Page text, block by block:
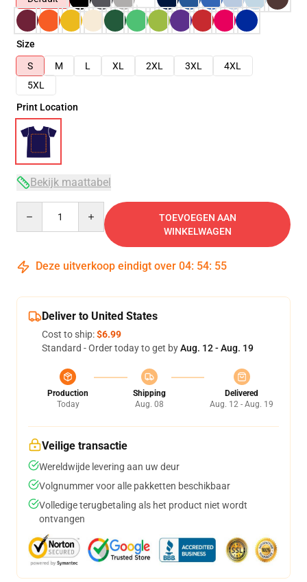
Size
S
M L XL 2XL 3XL
4XL
5XL
Print Location
Bekijk maattabel
TOEVOEGEN AAN
WINKELWAGEN
Deze uitverkoop eindigt over 04: 54: 54
Deliver to United States
Cost to ship:$6.99
Standard - Order today to get byAug. 12 - Aug. 19
Production
Today
Shipping
Aug. 08
Delivered
Aug. 12 - Aug. 19
Veilige transactie
Wereldwijde levering aan uw deur
Volgnummer voor alle pakketten beschikbaar
Volledige terugbetaling als het product niet wordt
ontvangen